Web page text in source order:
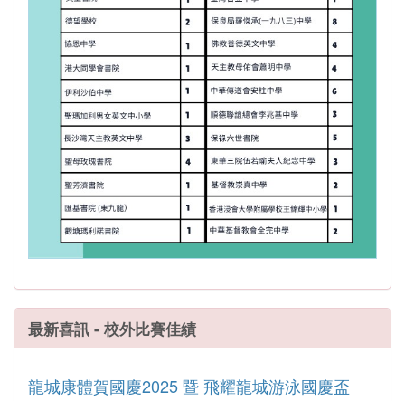
最新喜訊 - 校外比賽佳績
龍城康體賀國慶2025 暨 飛耀龍城游泳國慶盃